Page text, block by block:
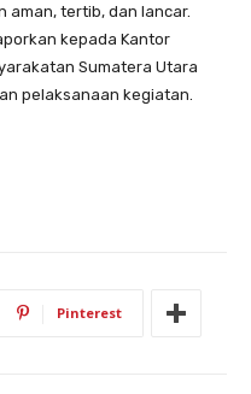
aman, tertib, dan lancar.
kepada Kantor
Sumatera Utara
pelaksanaan kegiatan.
Pinterest